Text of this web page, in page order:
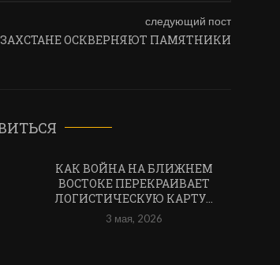
следующий пост
ОСКВЕРНЯЮТ ПАМЯТНИКИ
КАК ВОЙНА НА БЛИЖНЕМ
ВОСТОКЕ ПЕРЕКРАИВАЕТ
ЛОГИСТИЧЕСКУЮ КАРТУ...
3 мая, 2026